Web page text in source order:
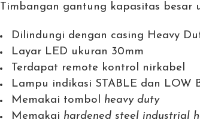
Timbangan gantung kapasitas besar
Dilindungi dengan casing Heavy
Layar LED ukuran 30mm
Terdapat remote kontrol nirkabel
Lampu indikasi STABLE dan LOW
Memakai tombol heavy duty
Memakai hardened steel industrial